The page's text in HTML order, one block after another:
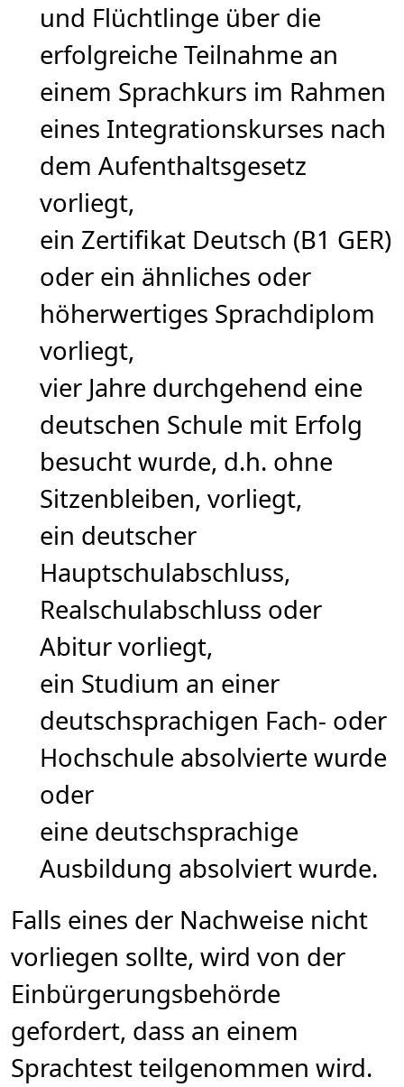
und Flüchtlinge über die
erfolgreiche Teilnahme an
einem Sprachkurs im Rahmen
eines Integrationskurses nach
dem Aufenthaltsgesetz
vorliegt,
ein Zertifikat Deutsch (B1 GER)
oder ein ähnliches oder
höherwertiges Sprachdiplom
vorliegt,
vier Jahre durchgehend eine
deutschen Schule mit Erfolg
besucht wurde, d.h. ohne
Sitzenbleiben, vorliegt,
ein deutscher
Hauptschulabschluss,
Realschulabschluss oder
Abitur vorliegt,
ein Studium an einer
deutschsprachigen Fach- oder
Hochschule absolvierte wurde
oder
eine deutschsprachige
Ausbildung absolviert wurde.
Falls eines der Nachweise nicht
vorliegen sollte, wird von der
Einbürgerungsbehörde
gefordert, dass an einem
Sprachtest teilgenommen wird.